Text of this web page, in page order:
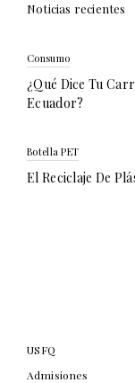
Noticias recientes
Consumo
¿Qué Dice Tu
Ecuador?
Botella PET
El Reciclaje De
USFQ
Admisiones